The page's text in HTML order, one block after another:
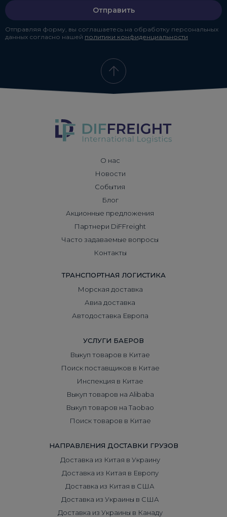
Отправить
Отправляя форму, вы соглашаетесь на обработку персональных
данных согласно нашей политики конфиденциальности
О нас
Новости
События
Блог
Акционные предложения
Партнери DiFFreight
Часто задаваемые вопросы
Контакты
ТРАНСПОРТНАЯ ЛОГИСТИКА
Морская доставка
Авиа доставка
Автодоставка Европа
УСЛУГИ БАЕРОВ
Выкуп товаров в Китае
Поиск поставщиков в Китае
Инспекция в Китае
Выкуп товаров на Alibaba
Выкуп товаров на Taobao
Поиск товаров в Китае
НАПРАВЛЕНИЯ ДОСТАВКИ ГРУЗОВ
Доставка из Китая в Украину
Доставка из Китая в Европу
Доставка из Китая в США
Доставка из Украины в США
Доставка из Украины в Канаду